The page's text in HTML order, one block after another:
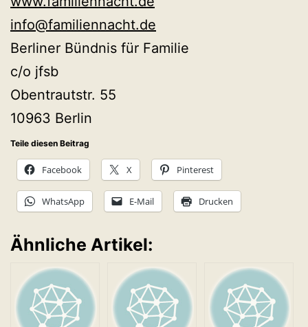
info@familiennacht.de
Berliner Bündnis für Familie
c/o jfsb
Obentrautstr. 55
10963 Berlin
Teile diesen Beitrag
Facebook X Pinterest
WhatsApp E-Mail Drucken
Ähnliche Artikel: